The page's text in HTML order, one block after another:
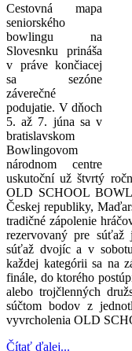
Cestovná mapa
seniorského
bowlingu na
Slovesnku prináša
v práve končiacej
sa sezóne
záverečné
podujatie. V dňoch
5. až 7. júna sa v
bratislavskom
Bowlingovom
národnom centre
uskutoční už štvrtý
OLD SCHOOL
Českej republiky,
tradičné zápolenie
rezervovaný pre súťaž
súťaž dvojíc a v
každej kategórii sa na
finále, do ktorého
alebo trojčlenných
súčtom bodov z
vyvrcholenia OLD
Čítať ďalej...